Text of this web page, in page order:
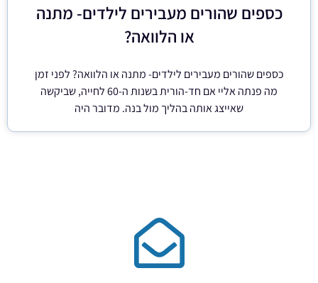
כספים שהורים מעבירים לילדים- מתנה
או הלוואה?
כספים שהורים מעבירים לילדים- מתנה או הלוואה? לפני זמן
מה פנתה אליי אם חד-הורית בשנות ה-60 לחייה, שביקשה
שאייצג אותה בהליך מול בנה. מדובר היה